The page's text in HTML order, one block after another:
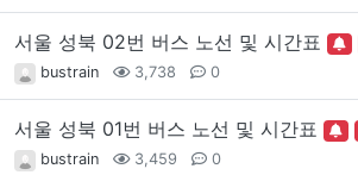
서울 성북 02번 버스 노선 및 시간표
bustrain 3,738 0
서울 성북 01번 버스 노선 및 시간표
bustrain 3,459 0